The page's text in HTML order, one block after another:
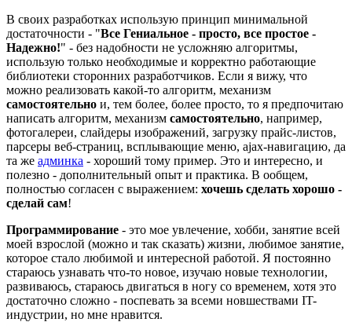
В своих разработках использую принцип минимальной
достаточности - "Все Гениальное - просто, все простое -
Надежно!" - без надобности не усложняю алгоритмы,
использую только необходимые и корректно работающие
библиотеки сторонних разработчиков. Если я вижу, что
можно реализовать какой-то алгоритм, механизм
самостоятельно и, тем более, более просто, то я предпочитаю
написать алгоритм, механизм самостоятельно, например,
фотогалереи, слайдеры изображений, загрузку прайс-листов,
парсеры веб-страниц, всплывающие меню, ajax-навигацию, да
та же админка - хороший тому пример. Это и интересно, и
полезно - дополнительный опыт и практика. В ообщем,
полностью согласен с выражением: хочешь сделать хорошо -
сделай сам!
Программирование - это мое увлечение, хобби, занятие всей
моей взрослой (можно и так сказать) жизни, любимое занятие,
которое стало любимой и интересной работой. Я постоянно
стараюсь узнавать что-то новое, изучаю новые технологии,
развиваюсь, стараюсь двигаться в ногу со временем, хотя это
достаточно сложно - поспевать за всеми новшествами IT-
индустрии, но мне нравится.